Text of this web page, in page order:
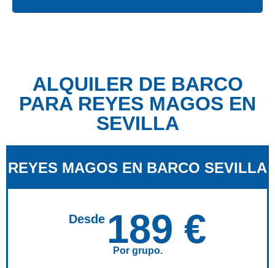
ALQUILER DE BARCO
PARA REYES MAGOS EN
SEVILLA
REYES MAGOS EN BARCO SEVILLA
Desde 189 €
Por grupo.